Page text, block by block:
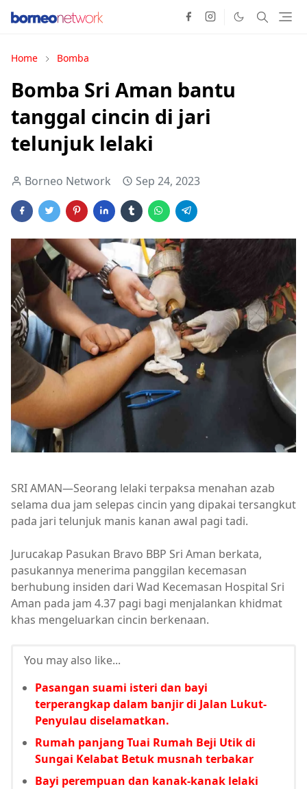
Home Bomba
Bomba Sri Aman bantu
tanggal cincin di jari
telunjuk lelaki
Borneo Network Sep 24, 2023
SRI AMAN—Seorang lelaki terpaksa menahan azab
selama dua jam selepas cincin yang dipakai tersangkut
pada jari telunjuk manis kanan awal pagi tadi.
Jurucakap Pasukan Bravo BBP Sri Aman berkata,
pasukannya menerima panggilan kecemasan
berhubung insiden dari Wad Kecemasan Hospital Sri
Aman pada jam 4.37 pagi bagi menjalankan khidmat
khas mengeluarkan cincin berkenaan.
You may also like...
Pasangan suami isteri dan bayi
terperangkap dalam banjir di Jalan Lukut-
Penyulau diselamatkan.
Rumah panjang Tuai Rumah Beji Utik di
Sungai Kelabat Betuk musnah terbakar
Bayi perempuan dan kanak-kanak lelaki